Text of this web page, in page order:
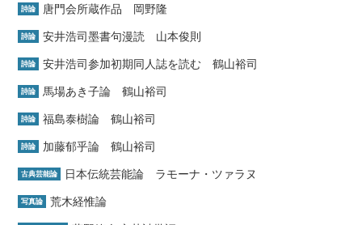
詩論 唐門会所蔵作品 岡野隆
詩論 安井浩司墨書句漫読 山本俊則
詩論 安井浩司参加初期同人誌を読む 鶴山裕司
詩論 馬場あき子論 鶴山裕司
詩論 福島泰樹論 鶴山裕司
詩論 加藤郁乎論 鶴山裕司
古典芸能論 日本伝統芸能論 ラモーナ・ツァラヌ
写真論 荒木経惟論